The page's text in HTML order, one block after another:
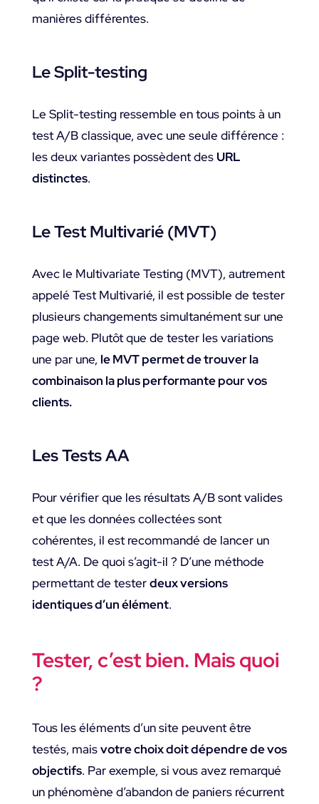
manières différentes.
Le Split-testing
Le Split-testing ressemble en tous points à un
test A/B classique, avec une seule différence :
les deux variantes possèdent des URL
distinctes.
Le Test Multivarié (MVT)
Avec le Multivariate Testing (MVT), autrement
appelé Test Multivarié, il est possible de tester
plusieurs changements simultanément sur une
page web. Plutôt que de tester les variations
une par une, le MVT permet de trouver la
combinaison la plus performante pour vos
clients.
Les Tests AA
Pour vérifier que les résultats A/B sont valides
et que les données collectées sont
cohérentes, il est recommandé de lancer un
test A/A. De quoi s’agit-il ? D’une méthode
permettant de testerdeux versions
identiques d’un élément.
Tester, c’est bien. Mais quoi
?
Tous les éléments d’un site peuvent être
testés, maisvotre choix doit dépendre de vos
objectifs. Par exemple, si vous avez remarqué
un phénomène d’abandon de paniers récurrent